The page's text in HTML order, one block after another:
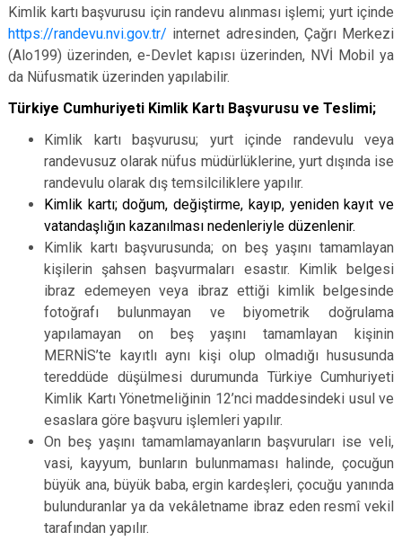
Kimlik kartı başvurusu için randevu alınması işlemi; yurt içinde
https://randevu.nvi.gov.tr/ internet adresinden, Çağrı Merkezi
(Alo199) üzerinden, e-Devlet kapısı üzerinden, NVİ Mobil ya
da Nüfusmatik üzerinden yapılabilir.
Türkiye Cumhuriyeti Kimlik Kartı Başvurusu ve Teslimi;
Kimlik kartı başvurusu; yurt içinde randevulu veya
randevusuz olarak nüfus müdürlüklerine, yurt dışında ise
randevulu olarak dış temsilciliklere yapılır.
Kimlik kartı; doğum, değiştirme, kayıp, yeniden kayıt ve
vatandaşlığın kazanılması nedenleriyle düzenlenir.
Kimlik kartı başvurusunda; on beş yaşını tamamlayan
kişilerin şahsen başvurmaları esastır. Kimlik belgesi
ibraz edemeyen veya ibraz ettiği kimlik belgesinde
fotoğrafı bulunmayan ve biyometrik doğrulama
yapılamayan on beş yaşını tamamlayan kişinin
MERNİS’te kayıtlı aynı kişi olup olmadığı hususunda
tereddüde düşülmesi durumunda Türkiye Cumhuriyeti
Kimlik Kartı Yönetmeliğinin 12’nci maddesindeki usul ve
esaslara göre başvuru işlemleri yapılır.
On beş yaşını tamamlamayanların başvuruları ise veli,
vasi, kayyum, bunların bulunmaması halinde, çocuğun
büyük ana, büyük baba, ergin kardeşleri, çocuğu yanında
bulunduranlar ya da vekâletname ibraz eden resmî vekil
tarafından yapılır.